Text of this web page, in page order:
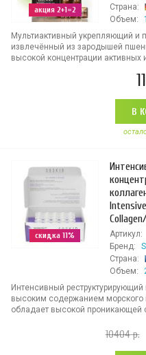
акция 2+1=2
Страна:
Объем:
Мультиактивный укрепляющий и
извлечённый из зародышей
высокой концентрации активных
В
скидка 11% Артикул:
Бренд:
Страна:
Объем:
Интенсивный
высоким содержанием морского
обладает высокой проникающей
10404р.